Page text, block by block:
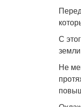
С
Не